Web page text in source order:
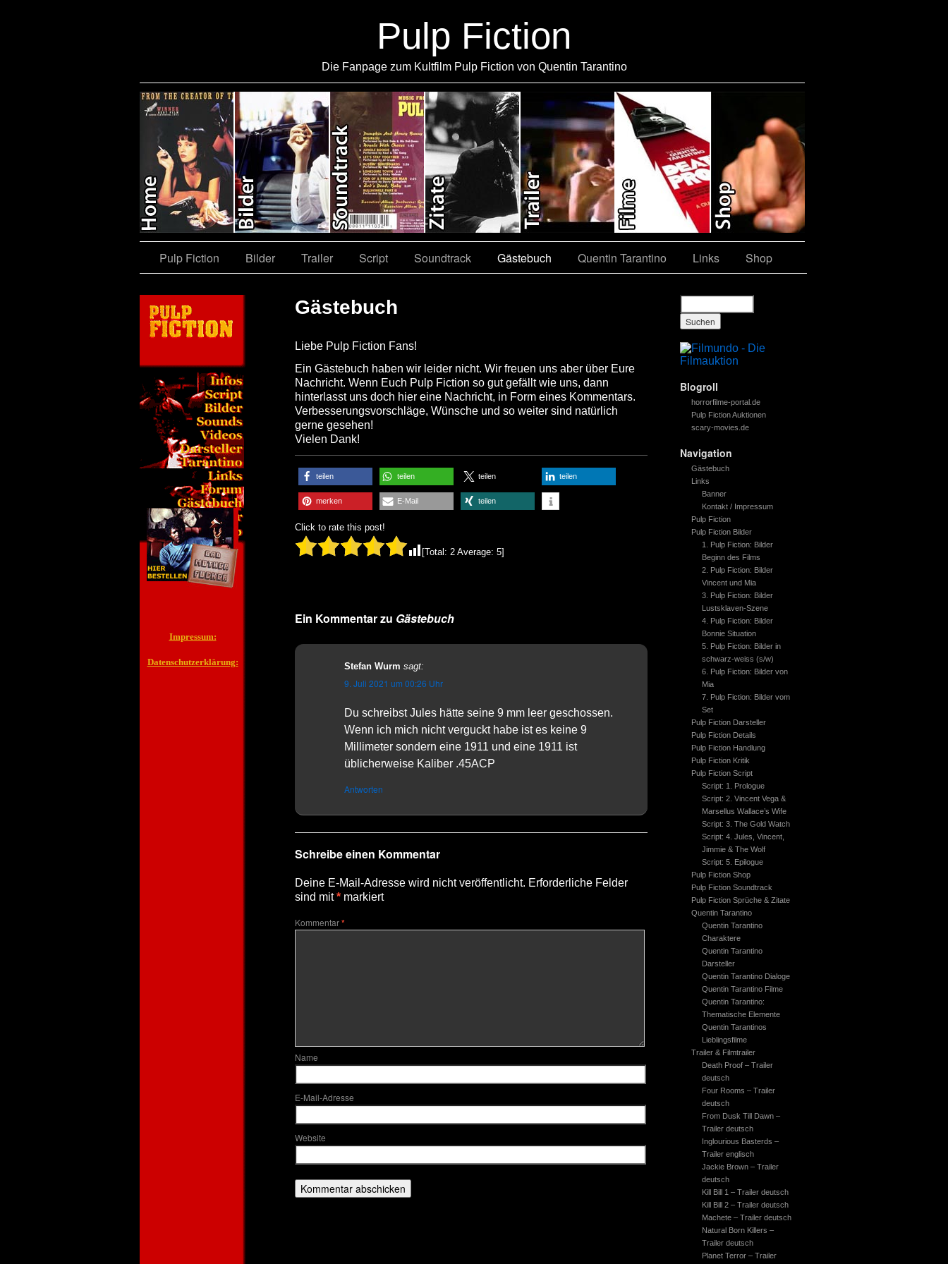
Pulp Fiction
Die Fanpage zum Kultfilm Pulp Fiction von Quentin Tarantino
Pulp Fiction Bilder Trailer Script Soundtrack Gästebuch Quentin Tarantino Links Shop
Impressum:
Datenschutzerklärung:
Blogroll
horrorfilme-portal.de
Pulp Fiction Auktionen
scary-movies.de
Navigation
Gästebuch
Links
Banner
Kontakt / Impressum
Pulp Fiction
Pulp Fiction Bilder
1. Pulp Fiction: Bilder
Beginn des Films
2. Pulp Fiction: Bilder
Vincent und Mia
3. Pulp Fiction: Bilder
Lustsklaven-Szene
4. Pulp Fiction: Bilder
Bonnie Situation
5. Pulp Fiction: Bilder in
schwarz-weiss (s/w)
6. Pulp Fiction: Bilder von
Mia
7. Pulp Fiction: Bilder vom
Set
Pulp Fiction Darsteller
Pulp Fiction Details
Pulp Fiction Handlung
Pulp Fiction Kritik
Pulp Fiction Script
Script: 1. Prologue
Script: 2. Vincent Vega &
Marsellus Wallace’s Wife
Script: 3. The Gold Watch
Script: 4. Jules, Vincent,
Jimmie & The Wolf
Script: 5. Epilogue
Pulp Fiction Shop
Pulp Fiction Soundtrack
Pulp Fiction Sprüche & Zitate
Quentin Tarantino
Quentin Tarantino
Charaktere
Quentin Tarantino
Darsteller
Quentin Tarantino Dialoge
Quentin Tarantino Filme
Quentin Tarantino:
Thematische Elemente
Quentin Tarantinos
Lieblingsfilme
Trailer & Filmtrailer
Death Proof – Trailer
deutsch
Four Rooms – Trailer
deutsch
From Dusk Till Dawn –
Trailer deutsch
Inglourious Basterds –
Trailer englisch
Jackie Brown – Trailer
deutsch
Kill Bill 1 – Trailer deutsch
Kill Bill 2 – Trailer deutsch
Machete – Trailer deutsch
Natural Born Killers –
Trailer deutsch
Planet Terror – Trailer
Gästebuch
Liebe Pulp Fiction Fans!
Ein Gästebuch haben wir leider nicht. Wir freuen uns aber über Eure
Nachricht. Wenn Euch Pulp Fiction so gut gefällt wie uns, dann
hinterlasst uns doch hier eine Nachricht, in Form eines Kommentars.
Verbesserungsvorschläge, Wünsche und so weiter sind natürlich
gerne gesehen!
Vielen Dank!
teilen teilen teilen teilen
merken E-Mail teilen
Click to rate this post!
[Total: 2 Average: 5]
Ein Kommentar zu Gästebuch
Stefan Wurm sagt:
9. Juli 2021 um 00:26 Uhr
Du schreibst Jules hätte seine 9 mm leer geschossen.
Wenn ich mich nicht verguckt habe ist es keine 9
Millimeter sondern eine 1911 und eine 1911 ist
üblicherweise Kaliber .45ACP
Antworten
Schreibe einen Kommentar
Deine E-Mail-Adresse wird nicht veröffentlicht. Erforderliche Felder
sind mit* markiert
Kommentar*
Name
E-Mail-Adresse
Website